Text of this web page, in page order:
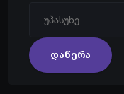
დაწერა